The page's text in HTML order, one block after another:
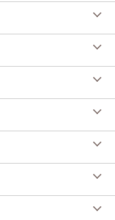
：SL Creations
ックス（スクエアカッ
：SL Creations
リア風パプリカの蒸し
ックス（スクエアカッ
：SL Creations
ァンス風野菜のトマト